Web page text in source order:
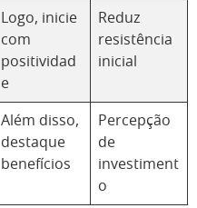
Logo, inicie
com
positividad
e
Reduz
resistência
inicial
Além disso,
destaque
benefícios
Percepção
de
investiment
o